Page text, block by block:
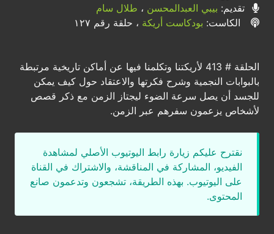
تقديم: بيبي العبدالمحسن ، طلال سام
الكاست: بودكاست أريكة ، حلقة رقم ١٢٧
الحلقة # 413 لأريكتنا وتكلمنا فيها عن أماكن تاريخية مرتبطة
بالبوابات النجمية وشرح فكرتها والاعتقاد حول كيف يمكن
للجسد أن يصل سرعة الضوء ليجتاز الزمن مع ذكر قصص
لأشخاص يزعمون سفرهم عبر الزمن.
نقترح عليكم زيارة رابط اليوتيوب الأصلي لمشاهدة
الفيديو، المشاركة في المناقشة، والاشتراك في القناة
على اليوتيوب. بهذه الطريقة، تشجعون وتدعمون صانع
المحتوى.